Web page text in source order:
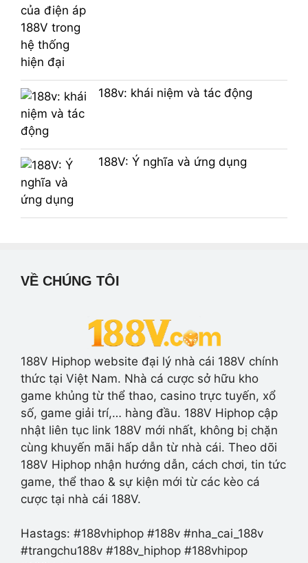
188v: khái niệm và tác động
188V: Ý nghĩa và ứng dụng
VỀ CHÚNG TÔI
188V Hiphop website đại lý nhà cái 188V chính
thức tại Việt Nam. Nhà cá cược sở hữu kho
game khủng từ thể thao, casino trực tuyến, xổ
số, game giải trí,… hàng đầu. 188V Hiphop cập
nhật liên tục link 188V mới nhất, không bị chặn
cùng khuyến mãi hấp dẫn từ nhà cái. Theo dõi
188V Hiphop nhận hướng dẫn, cách chơi, tin tức
game, thể thao & sự kiện mới từ các kèo cá
cược tại nhà cái 188V.
Hastags: #188vhiphop #188v #nha_cai_188v
#trangchu188v #188v_hiphop #188vhipop